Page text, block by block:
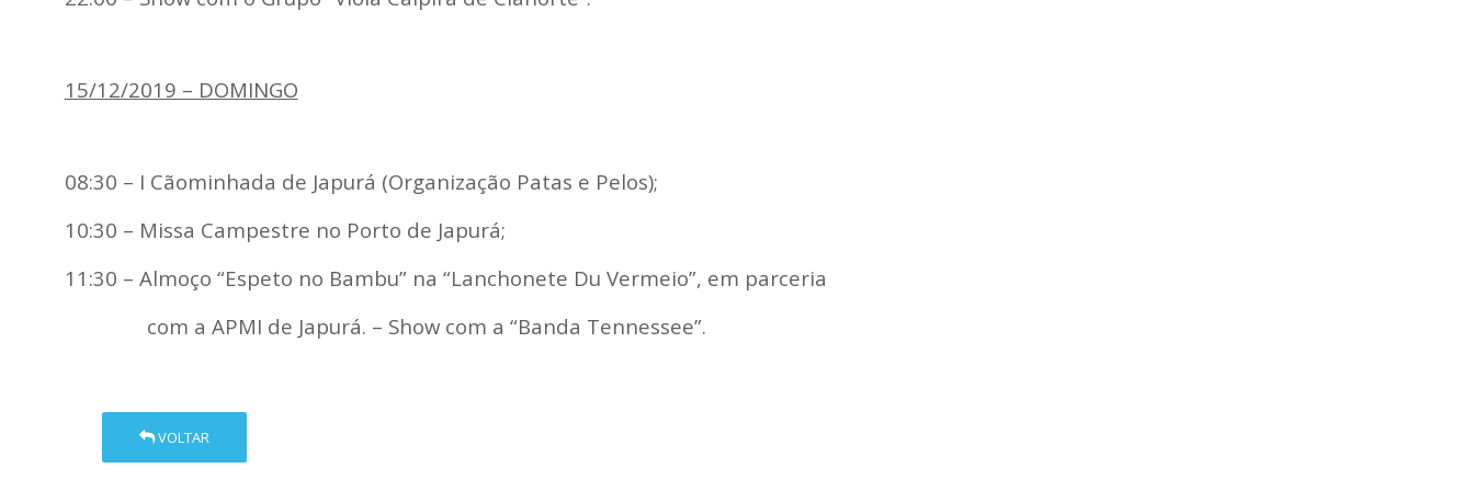
15/12/2019 – DOMINGO
08:30 – I Cãominhada de Japurá (Organização Patas e Pelos);
10:30 – Missa Campestre no Porto de Japurá;
11:30 – Almoço “Espeto no Bambu” na “Lanchonete Du Vermeio”, em parceria
com a APMI de Japurá. – Show com a “Banda Tennessee”.
VOLTAR